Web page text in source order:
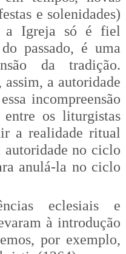
e solenidades)
a Igreja só é fiel
passado, é uma
da tradição.
a autoridade
incompreensão
entre os liturgistas
a realidade ritual
autoridade no ciclo
anulá-la no ciclo
eclesiais e
à introdução
por exemplo,